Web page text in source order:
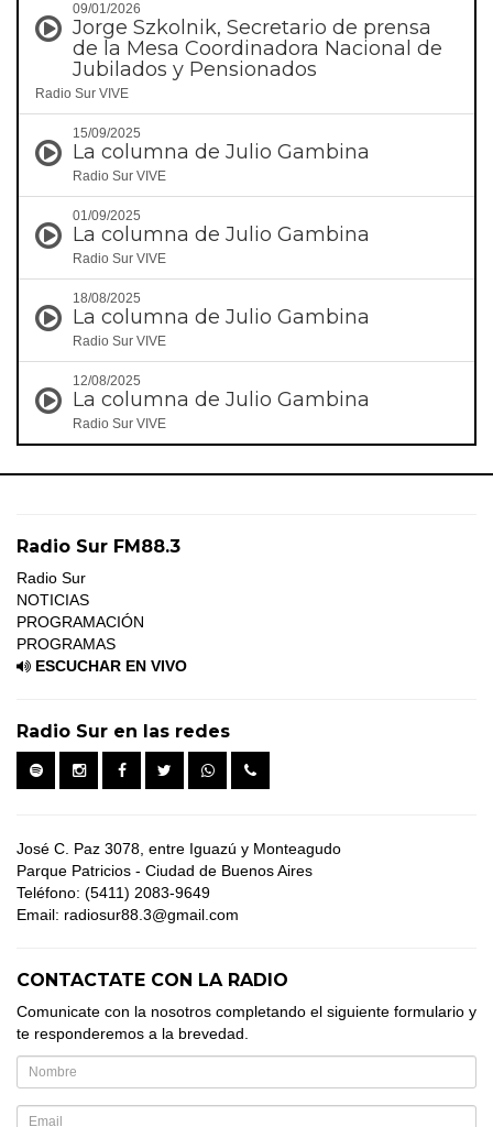
09/01/2026
Jorge Szkolnik, Secretario de prensa
de la Mesa Coordinadora Nacional de
Jubilados y Pensionados
Radio Sur VIVE
15/09/2025
La columna de Julio Gambina
Radio Sur VIVE
01/09/2025
La columna de Julio Gambina
Radio Sur VIVE
18/08/2025
La columna de Julio Gambina
Radio Sur VIVE
12/08/2025
La columna de Julio Gambina
Radio Sur VIVE
Radio Sur FM88.3
Radio Sur
NOTICIAS
PROGRAMACIÓN
PROGRAMAS
ESCUCHAR EN VIVO
Radio Sur en las redes
José C. Paz 3078, entre Iguazú y Monteagudo
Parque Patricios - Ciudad de Buenos Aires
Teléfono: (5411) 2083-9649
Email: radiosur88.3@gmail.com
CONTACTATE CON LA RADIO
Comunicate con la nosotros completando el siguiente formulario y
te responderemos a la brevedad.